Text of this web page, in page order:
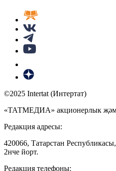
©2025 Intertat (Интертат)
«ТАТМЕДИА» акционерлык
Редакция адресы:
420066, Татарстан
2нче йорт.
Редакция телефоны: